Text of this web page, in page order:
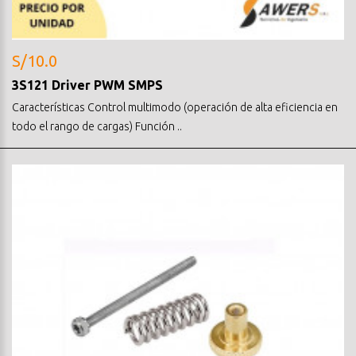
S/10.0
3S121 Driver PWM SMPS
Características Control multimodo (operación de alta eficiencia en
todo el rango de cargas) Función ..